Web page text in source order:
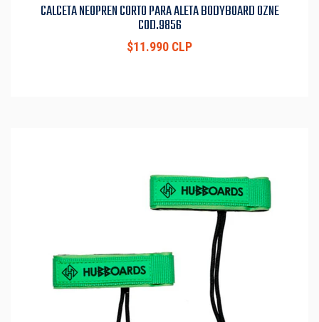
CALCETA NEOPREN CORTO PARA ALETA BODYBOARD OZNE
COD.9856
$11.990 CLP